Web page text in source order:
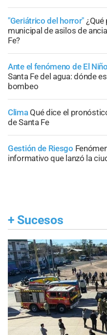
"Geriátrico del horror"
municipal de asilos de
Fe?
Ante el fenómeno de El Niño
Santa Fe del agua: dónde
bombeo
Clima Qué dice el
de Santa Fe
Gestión de Riesgo
informativo que lanzó la
+ Sucesos